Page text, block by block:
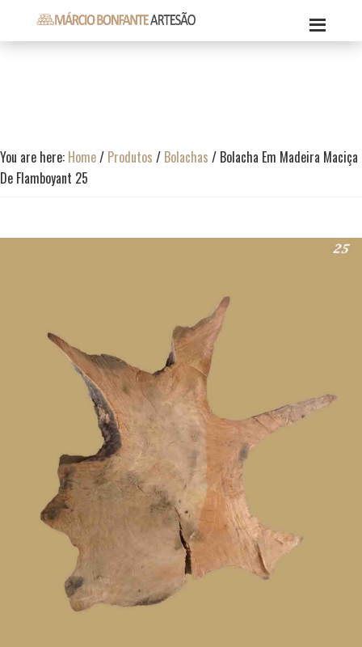
primary
content
footer Márcio
Márcio
You are here: Home/ Produtos / Bolachas / Bolacha Em Madeira Maciça
De Flamboyant 25